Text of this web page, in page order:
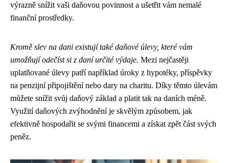
výrazně snížit vaši daňovou povinnost a ušetřit vám nemalé
finanční prostředky.
Kromě slev na dani existují také daňové úlevy, které vám
umožňují odečíst si z daní určité výdaje. Mezi nejčastěji
uplatňované úlevy patří například úroky z hypotéky, příspěvky
na penzijní připojištění nebo dary na charitu. Díky těmto úlevám
můžete snížit svůj daňový základ a platit tak na daních méně.
Využití daňových zvýhodnění je skvělým způsobem, jak
efektivně hospodařit se svými financemi a získat zpět část svých
peněz.